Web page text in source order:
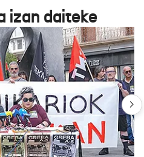
izan daiteke